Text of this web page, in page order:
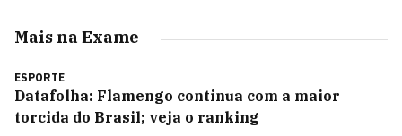
Mais na Exame
ESPORTE
Datafolha: Flamengo continua com a maior
torcida do Brasil; veja o ranking